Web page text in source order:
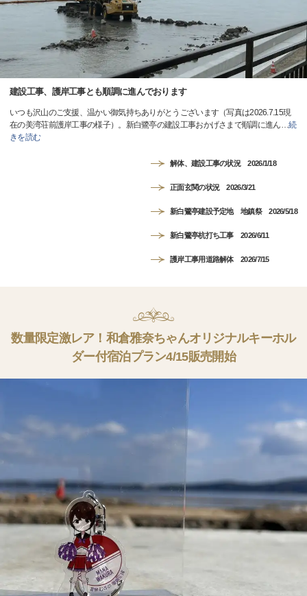
建設工事、護岸工事とも順調に進んでおります
いつも沢山のご支援、温かい御気持ちありがとうございます（写真は2026.7.15現
在の美湾荘前護岸工事の様子）。新白鷺亭の建設工事おかげさまで順調に進ん…続
きを読む
解体、建設工事の状況 2026/1/18
正面玄関の状況 2026/3/21
新白鷺亭建設予定地 地鎮祭 2026/5/18
新白鷺亭杭打ち工事 2026/6/11
護岸工事用道路解体 2026/7/15
数量限定激レア！和倉雅奈ちゃんオリジナルキーホル
ダー付宿泊プラン4/15販売開始